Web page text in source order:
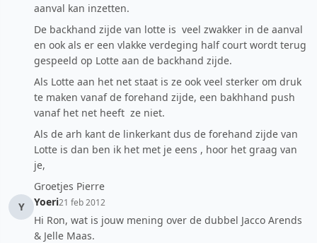
aanval kan inzetten.
De backhand zijde van lotte is veel zwakker in de aanval
en ook als er een vlakke verdeging half court wordt terug
gespeeld op Lotte aan de backhand zijde.
Als Lotte aan het net staat is ze ook veel sterker om druk
te maken vanaf de forehand zijde, een bakhhand push
vanaf het net heeft ze niet.
Als de arh kant de linkerkant dus de forehand zijde van
Lotte is dan ben ik het met je eens , hoor het graag van
je,
Groetjes Pierre
Y
Yoeri21 feb 2012
Hi Ron, wat is jouw mening over de dubbel Jacco Arends
& Jelle Maas.